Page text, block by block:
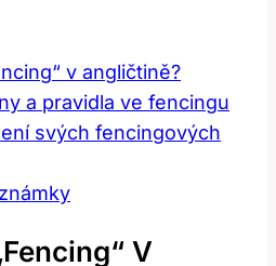
v angličtině?
a pravidla ve fencingu
svých fencingových
V